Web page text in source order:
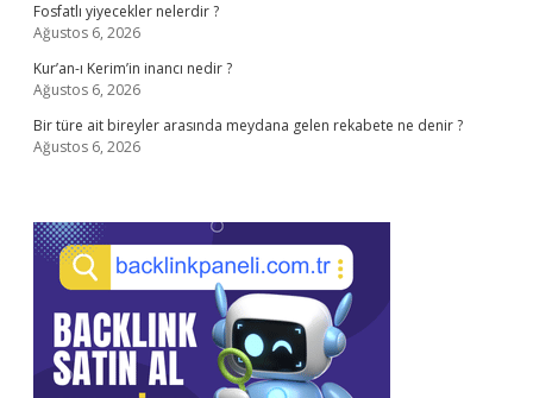
Fosfatlı yiyecekler nelerdir ?
Ağustos 6, 2026
Kur’an-ı Kerim’in inancı nedir ?
Ağustos 6, 2026
Bir türe ait bireyler arasında meydana gelen rekabete ne denir ?
Ağustos 6, 2026